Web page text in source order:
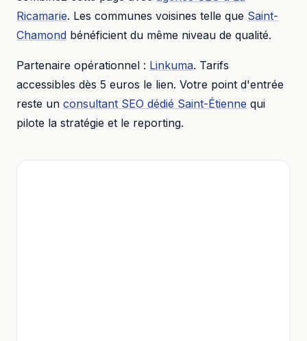
Ricamarie. Les communes voisines telle que Saint-
Chamond bénéficient du même niveau de qualité.
Partenaire opérationnel : Linkuma. Tarifs
accessibles dès 5 euros le lien. Votre point d'entrée
reste un consultant SEO dédié Saint-Étienne qui
pilote la stratégie et le reporting.